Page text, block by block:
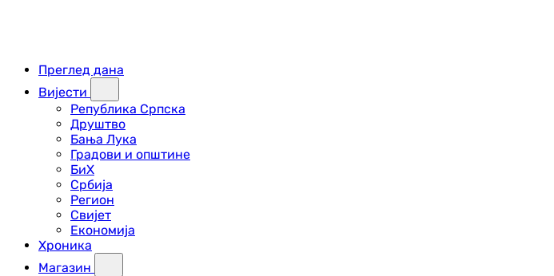
Преглед дана
Вијести
Република Српска
Друштво
Бања Лука
Градови и општине
БиХ
Србија
Регион
Свијет
Економија
Хроника
Магазин